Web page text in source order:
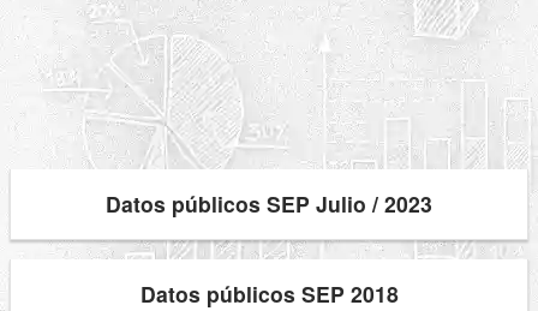
Datos públicos SEP Julio / 2023
Datos públicos SEP 2018